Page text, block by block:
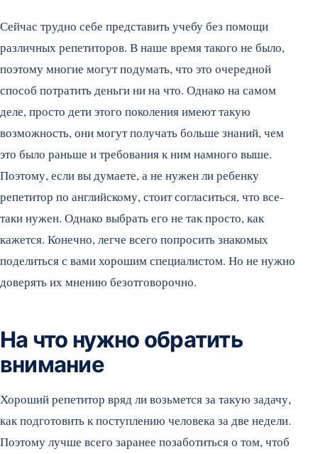
Сейчас трудно себе представить учебу без помощи
различных репетиторов. В наше время такого не было,
поэтому многие могут подумать, что это очередной
способ потратить деньги ни на что. Однако на самом
деле, просто дети этого поколения имеют такую
возможность, они могут получать больше знаний, чем
это было раньше и требования к ним намного выше.
Поэтому, если вы думаете, а не нужен ли ребенку
репетитор по английскому, стоит согласиться, что все-
таки нужен. Однако выбрать его не так просто, как
кажется. Конечно, легче всего попросить знакомых
поделиться с вами хорошим специалистом. Но не нужно
доверять их мнению безотговорочно.
На что нужно обратить
внимание
Хороший репетитор вряд ли возьмется за такую задачу,
как подготовить к поступлению человека за две недели.
Поэтому лучше всего заранее позаботиться о том, чтоб